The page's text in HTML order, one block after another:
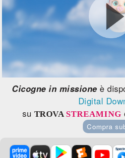
Cicogne in missioneè
Digital
su TROVA STREAMING
Compra